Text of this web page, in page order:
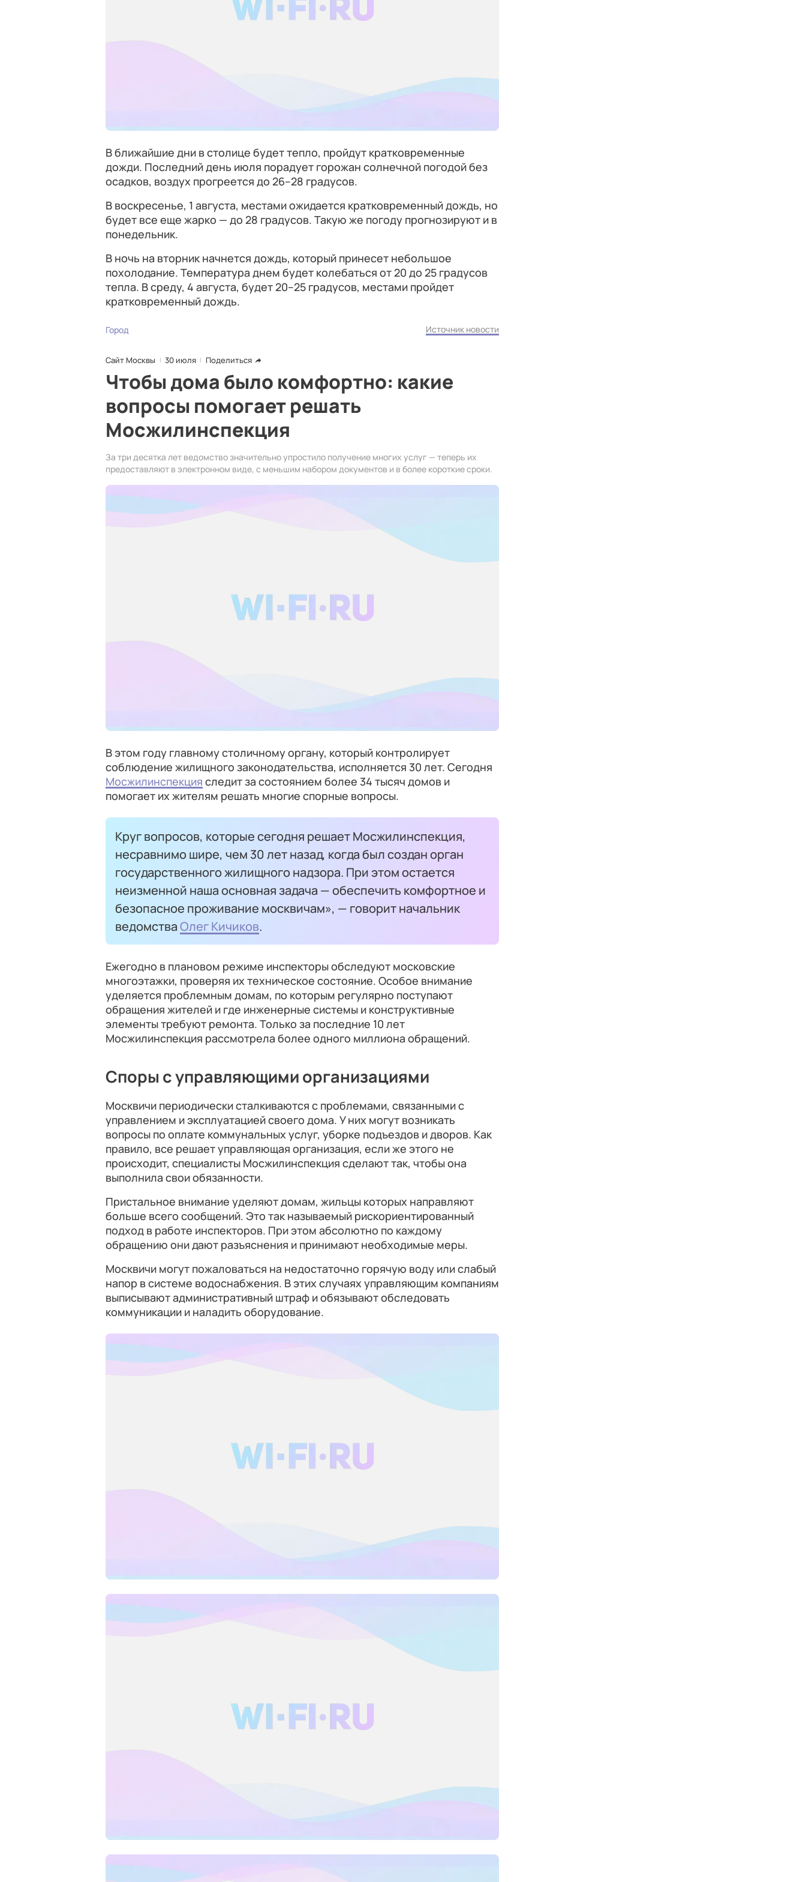
В ближайшие дни в столице будет тепло, пройдут кратковременные
дожди. Последний день июля порадует горожан солнечной погодой без
осадков, воздух прогреется до 26–28 градусов.
В воскресенье, 1 августа, местами ожидается кратковременный дождь, но
будет все еще жарко — до 28 градусов. Такую же погоду прогнозируют и в
понедельник.
В ночь на вторник начнется дождь, который принесет небольшое
похолодание. Температура днем будет колебаться от 20 до 25 градусов
тепла. В среду, 4 августа, будет 20–25 градусов, местами пройдет
кратковременный дождь.
Город Источник новости
Сайт Москвы 30 июля Поделиться
Чтобы дома было комфортно: какие
вопросы помогает решать
Мосжилинспекция
За три десятка лет ведомство значительно упростило получение многих услуг — теперь их
предоставляют в электронном виде, с меньшим набором документов и в более короткие сроки.
В этом году главному столичному органу, который контролирует
соблюдение жилищного законодательства, исполняется 30 лет. Сегодня
Мосжилинспекция следит за состоянием более 34 тысяч домов и
помогает их жителям решать многие спорные вопросы.
Круг вопросов, которые сегодня решает Мосжилинспекция,
несравнимо шире, чем 30 лет назад, когда был создан орган
государственного жилищного надзора. При этом остается
неизменной наша основная задача — обеспечить комфортное и
безопасное проживание москвичам», — говорит начальник
ведомстваОлег Кичиков.
Ежегодно в плановом режиме инспекторы обследуют московские
многоэтажки, проверяя их техническое состояние. Особое внимание
уделяется проблемным домам, по которым регулярно поступают
обращения жителей и где инженерные системы и конструктивные
элементы требуют ремонта. Только за последние 10 лет
Мосжилинспекция рассмотрела более одного миллиона обращений.
Споры с управляющими организациями
Москвичи периодически сталкиваются с проблемами, связанными с
управлением и эксплуатацией своего дома. У них могут возникать
вопросы по оплате коммунальных услуг, уборке подъездов и дворов. Как
правило, все решает управляющая организация, если же этого не
происходит, специалисты Мосжилинспекция сделают так, чтобы она
выполнила свои обязанности.
Пристальное внимание уделяют домам, жильцы которых направляют
больше всего сообщений. Это так называемый рискориентированный
подход в работе инспекторов. При этом абсолютно по каждому
обращению они дают разъяснения и принимают необходимые меры.
Москвичи могут пожаловаться на недостаточно горячую воду или слабый
напор в системе водоснабжения. В этих случаях управляющим компаниям
выписывают административный штраф и обязывают обследовать
коммуникации и наладить оборудование.